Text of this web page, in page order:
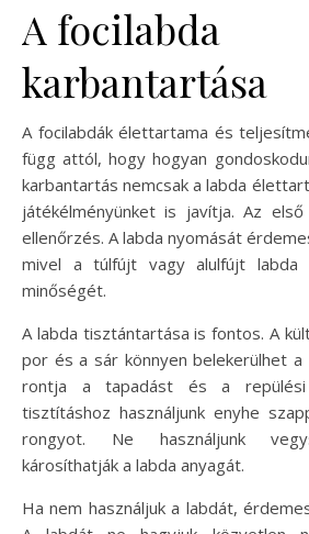
A focilabda
karbantartása
A focilabdák élettartama és
függ attól, hogy hogyan
karbantartás nemcsak a labda
játékélményünket is javítja. Az
ellenőrzés. A labda nyomását
mivel a túlfújt vagy alulfújt labda
minőségét.
A labda tisztántartása is fontos. A
por és a sár könnyen belekerülhet a
rontja a tapadást és a repülési
tisztításhoz használjunk enyhe
rongyot. Ne használjunk
károsíthatják a labda anyagát.
Ha nem használjuk a labdát,